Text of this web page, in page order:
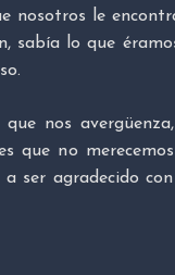
nosotros le
sabía lo que
que nos
que no
ser agradecido